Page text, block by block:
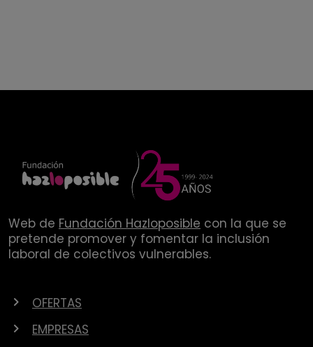
Web de Fundación Hazloposible con la que se
pretende promover y fomentar la inclusión
laboral de colectivos vulnerables.
OFERTAS
EMPRESAS